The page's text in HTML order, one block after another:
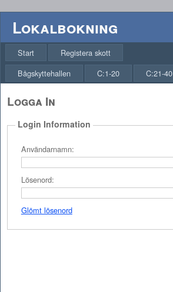
Lokalbokning
Start
Registera skott
Bågskyttehallen
C:1-20 C:21-40
Logga In
Login Information
Användarnamn:
Lösenord:
Glömt lösenord